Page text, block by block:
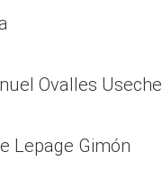
Ovalles Useche
Lepage Gimón